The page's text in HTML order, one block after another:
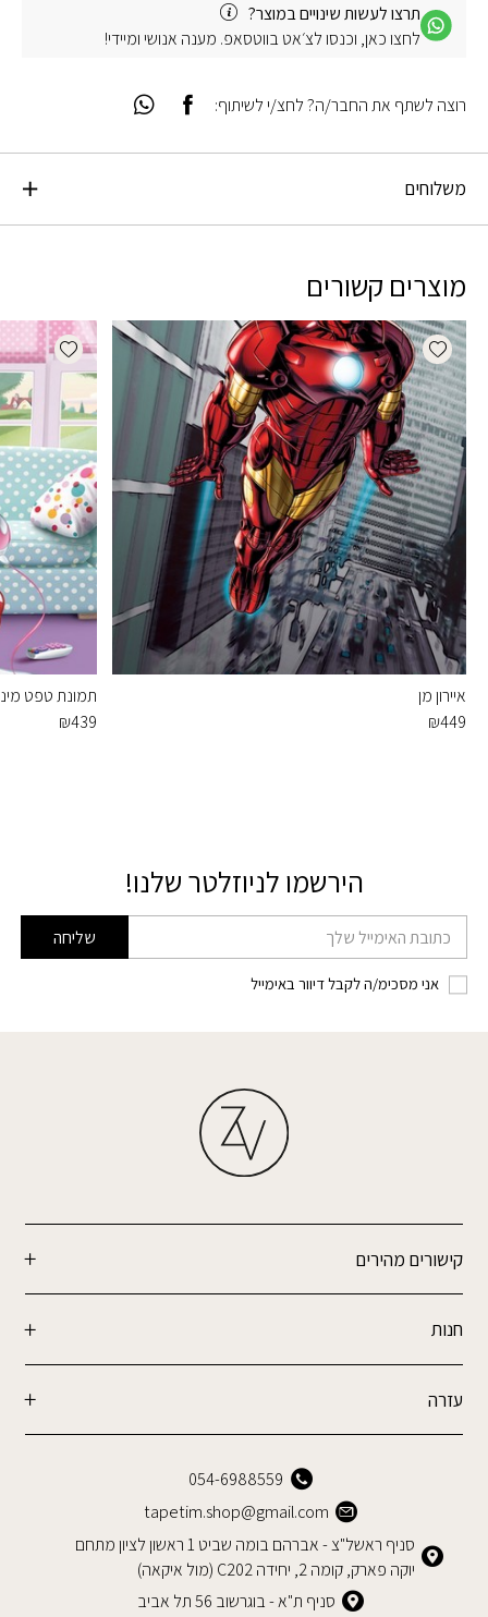
תרצו לעשות שינויים במוצר?
לחצו כאן, וכנסו לצ׳אט בווטסאפ. מענה אנושי ומיידי!
משלוחים
רוצה לשתף את החבר/ה? לחצ/י לשיתוף:
מוצרים קשורים
Add wishlist
איירון מן
₪449
wishlist
תמונת טפט מיני
₪439
הירשמו לניוזלטר שלנו!
דוא׳׳ל שליחה
אני מסכימ/ה לקבל דיוור באימייל
קישורים מהירים
חנות
עזרה
054-6988559
tapetim.shop@gmail.com
סניף ראשל"צ - אברהם בומה שביט 1 ראשון לציון מתחם
יוקה פארק, קומה 2, יחידה C202 (מול איקאה)
סניף ת"א - בוגרשוב 56 תל אביב